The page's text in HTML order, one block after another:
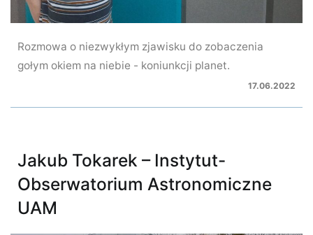
Rozmowa o niezwykłym zjawisku do zobaczenia
gołym okiem na niebie - koniunkcji planet.
17.06.2022
Jakub Tokarek – Instytut-
Obserwatorium Astronomiczne
UAM